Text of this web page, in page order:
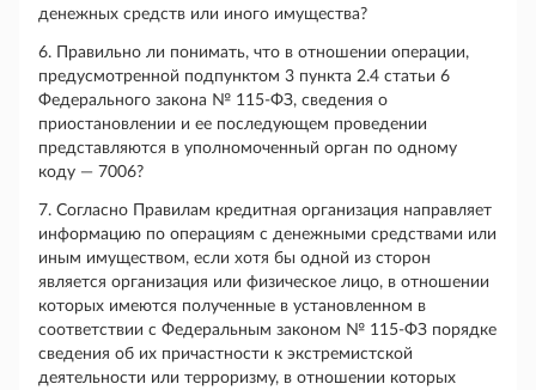
денежных средств или иного имущества?
6. Правильно ли понимать, что в отношении операции,
предусмотренной подпунктом 3 пункта 2.4 статьи 6
Федерального закона № 115-ФЗ, сведения о
приостановлении и ее последующем проведении
представляются в уполномоченный орган по одному
коду — 7006?
7. Согласно Правилам кредитная организация направляет
информацию по операциям с денежными средствами или
иным имуществом, если хотя бы одной из сторон
является организация или физическое лицо, в отношении
которых имеются полученные в установленном в
соответствии с Федеральным законом № 115-ФЗ порядке
сведения об их причастности к экстремистской
деятельности или терроризму, в отношении которых